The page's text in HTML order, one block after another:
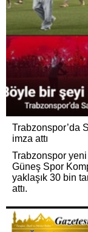
Trabzonspor’da
imza attı
Trabzonspor
Güneş Spor
yaklaşık 30 bin
attı.